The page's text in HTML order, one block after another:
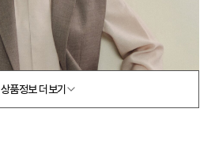
상품정보 더보기